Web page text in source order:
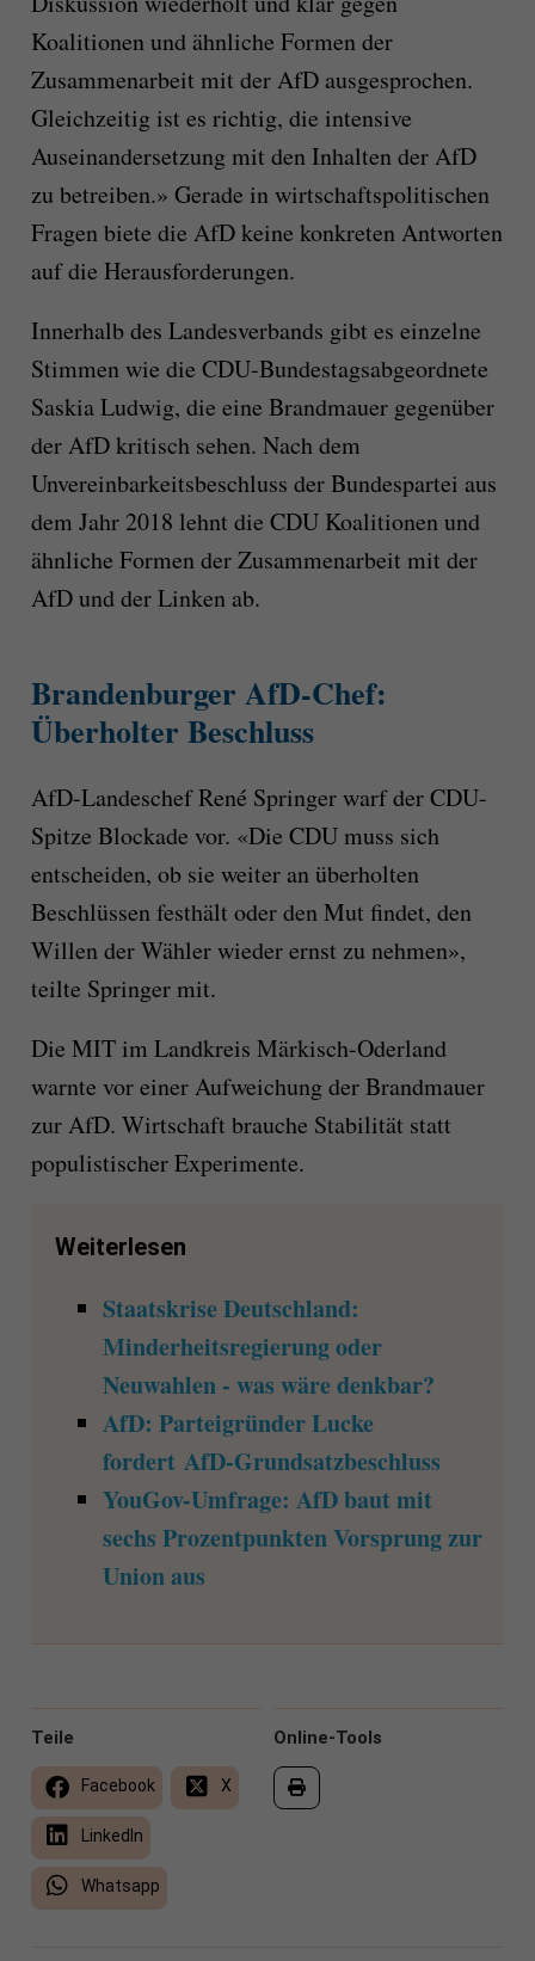
Koalitionen und ähnliche Formen der
Zusammenarbeit mit der AfD ausgesprochen.
Gleichzeitig ist es richtig, die intensive
Auseinandersetzung mit den Inhalten der AfD
zu betreiben.» Gerade in wirtschaftspolitischen
Fragen biete die AfD keine konkreten Antworten
auf die Herausforderungen.
Innerhalb des Landesverbands gibt es einzelne
Stimmen wie die CDU-Bundestagsabgeordnete
Saskia Ludwig, die eine Brandmauer gegenüber
der AfD kritisch sehen. Nach dem
Unvereinbarkeitsbeschluss der Bundespartei aus
dem Jahr 2018 lehnt die CDU Koalitionen und
ähnliche Formen der Zusammenarbeit mit der
AfD und der Linken ab.
Brandenburger AfD-Chef:
Überholter Beschluss
AfD-Landeschef René Springer warf der CDU-
Spitze Blockade vor. «Die CDU muss sich
entscheiden, ob sie weiter an überholten
Beschlüssen festhält oder den Mut findet, den
Willen der Wähler wieder ernst zu nehmen»,
teilte Springer mit.
Die MIT im Landkreis Märkisch-Oderland
warnte vor einer Aufweichung der Brandmauer
zur AfD. Wirtschaft brauche Stabilität statt
populistischer Experimente.
Weiterlesen
Staatskrise Deutschland:
Minderheitsregierung oder
Neuwahlen - was wäre denkbar?
AfD: Parteigründer Lucke
fordert AfD-Grundsatzbeschluss
YouGov-Umfrage: AfD baut mit
sechs Prozentpunkten Vorsprung zur
Union aus
Online-Tools
Teile
Facebook X
LinkedIn
Whatsapp